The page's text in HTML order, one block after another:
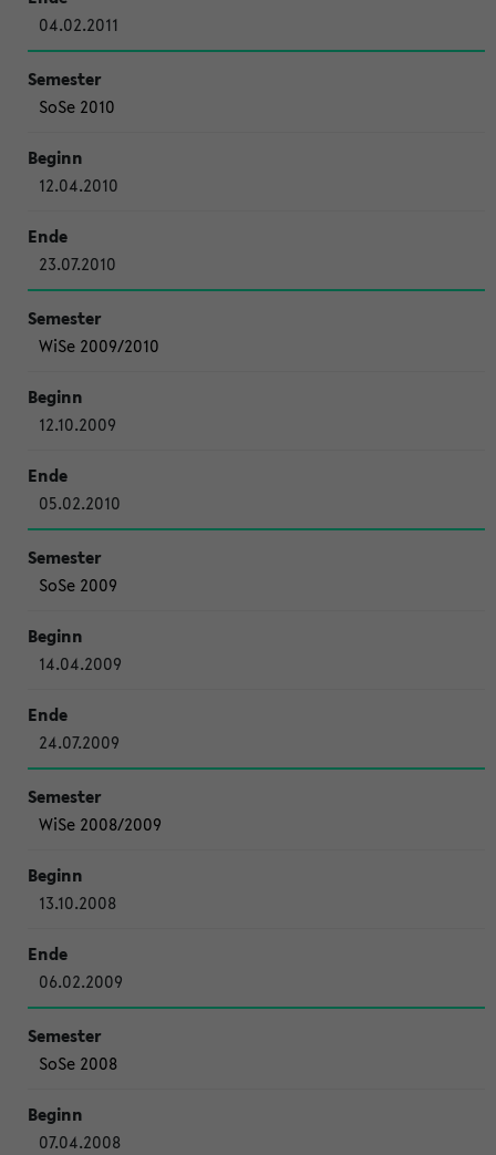
04.02.2011
SoSe 2010
12.04.2010
23.07.2010
WiSe 2009/2010
12.10.2009
05.02.2010
SoSe 2009
14.04.2009
24.07.2009
WiSe 2008/2009
13.10.2008
06.02.2009
SoSe 2008
07.04.2008